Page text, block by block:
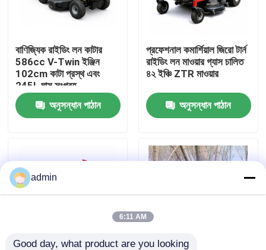
আমাদের সম্বন্ধে
কারখানার প্রদর্শন
আমাদের সাথে যোগাযোগ
পেট্রল চেইনসো
বৈদ্যুতিক চেইনসো
বাণিজ্যিক রাইডিং লন কাটার
586cc V-Twin ইঞ্জিন
102cm কাটা প্রস্থ এবং
245L ঘাস সংগ্রহ
অনুসন্ধান পাঠান
প্রফেশনাল কমার্শিয়াল জিরো টার্ন
রাইডিং লন মাওয়ার গ্যাস চালিত
৪২ ইঞ্চি ZTR মাওয়ার
অনুসন্ধান পাঠান
admin
6:11 AM
Good day, what product are you looking